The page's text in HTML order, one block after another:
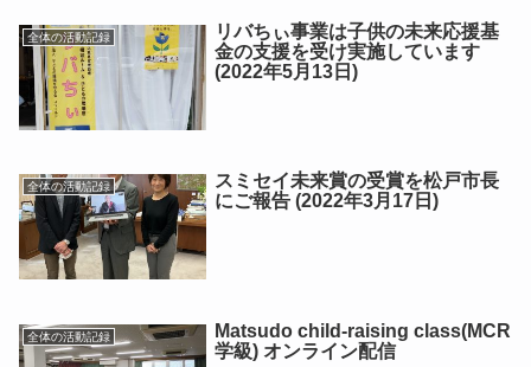
全体の活動記録
リバちぃ事業は子供の未来応援基
金の支援を受け実施しています
(2022年5月13日)
全体の活動記録
スミセイ未来賞の受賞を松戸市長
にご報告 (2022年3月17日)
全体の活動記録
Matsudo child-raising class(MCR
学級) オンライン配信